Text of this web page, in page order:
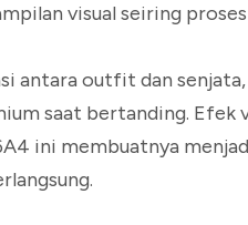
visual seiring
antara outfit dan
saat bertanding. Efek
ini membuatnya